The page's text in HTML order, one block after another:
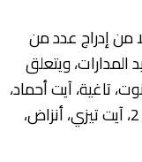
من إدراج عدد من
ويتعلق
تاغية، آيت أحماد،
آيت موسى وعلي، آيت تزولت 1، آيت تزولت 2، آيت تيزي، أنزاض،